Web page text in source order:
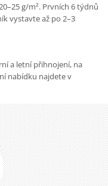
g/m². Prvních 6 týdnů
vystavte až po 2–3
a letní přihnojení, na
nabídku najdete v